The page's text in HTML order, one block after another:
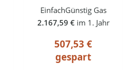
EinfachGünstig Gas
2.167,59 € im 1. Jahr
507,53 €
gespart